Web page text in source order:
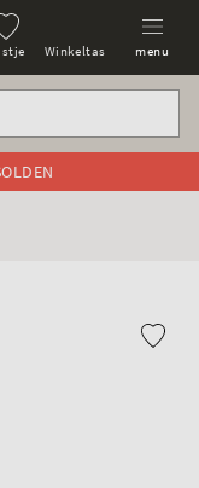
Winkeltas menu